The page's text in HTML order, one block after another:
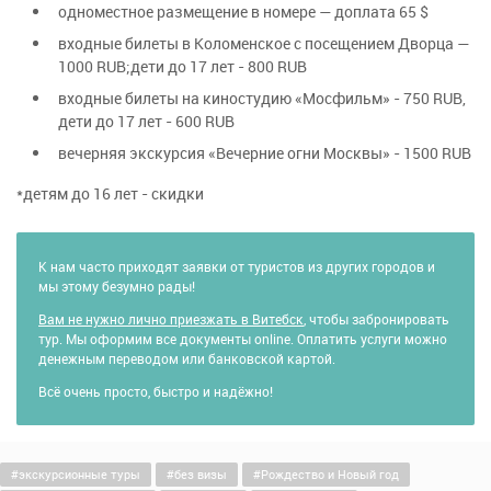
Галерею памяти и славы, посвященную войне
1812 года, воссозданные интерьеры,
потрясающие росписи главного купола
и настенные изображения, а также редкой
красоты алтарь в виде часовни.
Пешеходная экскурсия «Москва-Сити». Вы
прогуляетесь по торгово-пешеходному мосту
«Империя» и комплексом «Город столиц».
Трансфер в отель.Заселение в гостиницу
«Бега» 4*- расположена в 5 минутах ходьбы
до станции метро «Беговая». Также в
шаговой доступности станция метро
Встреча Нового Года 2024!В новогодние
познакомит вас с самыми красивыми
местами столицы. Изюминка программы
экскурсия по территории парка ВДНХ.
Возвращение в гостиницу. Ночлег.
одноместное размещение в номере — доплата 65 $
входные билеты в Коломенское с посещением Дворца —
1000 RUB;дети до 17 лет - 800 RUB
входные билеты на киностудию «Мосфильм» - 750 RUB,
дети до 17 лет - 600 RUB
вечерняя экскурсия «Вечерние огни Москвы» - 1500 RUB
*детям до 16 лет - скидки
К нам часто приходят заявки от туристов из других городов и
мы этому безумно рады!
Вам не нужно лично приезжать в Витебск , чтобы забронировать
тур. Мы оформим все документы online. Оплатить услуги можно
денежным переводом или банковской картой.
Всё очень просто, быстро и надёжно!
экскурсионные туры без визы
Рождество и Новый год